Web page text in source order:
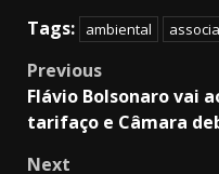
Tags:
ambiental
Post
navigation
Previous
Flávio Bolsonaro vai
tarifaço e Câmara
Next